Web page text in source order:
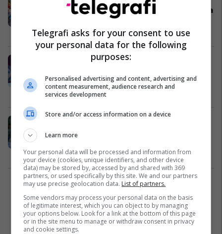
Distrisë: Mbretëresha e Evropës nga
Kosova ime e dashur
Xhudo 25/04/2024
Distria Krasniqi, kampione e
para Lojërave Olimpike
Xhudo 25/04/2024
Kosovës, kalon në finale të
Xhudo 25/04/2024
1
Telegrafi asks for your consent to use
your personal data for the following
purposes:
Personalised advertising and content, advertising and
content measurement, audience research and
services development
Store and/or access information on a device
Learn more
Your personal data will be processed and information from
your device (cookies, unique identifiers, and other device
data) may be stored by, accessed by and shared with 369
partners, or used specifically by this site. We and our partners
may use precise geolocation data. List of partners.
Some vendors may process your personal data on the basis
of legitimate interest, which you can object to by managing
your options below. Look for a link at the bottom of this page
or in the site menu to manage or withdraw consent in privacy
and cookie settings.